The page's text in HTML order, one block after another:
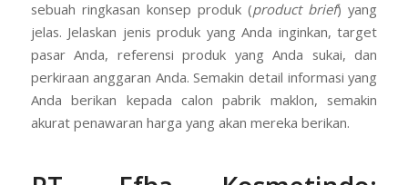
sebuah ringkasan konsep produk (product brief) yang
jelas. Jelaskan jenis produk yang Anda inginkan, target
pasar Anda, referensi produk yang Anda sukai, dan
perkiraan anggaran Anda. Semakin detail informasi yang
Anda berikan kepada calon pabrik maklon, semakin
akurat penawaran harga yang akan mereka berikan.